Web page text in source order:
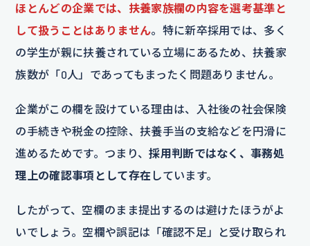
ほとんどの企業では、扶養家族欄の内容を選考基準と
して扱うことはありません。特に新卒採用では、多く
の学生が親に扶養されている立場にあるため、扶養家
族数が「0人」であってもまったく問題ありません。
企業がこの欄を設けている理由は、入社後の社会保険
の手続きや税金の控除、扶養手当の支給などを円滑に
進めるためです。つまり、採用判断ではなく、事務処
理上の確認事項として存在 しています。
したがって、空欄のまま提出するのは避けたほうがよ
いでしょう。空欄や誤記は「確認不足」と受け取られ